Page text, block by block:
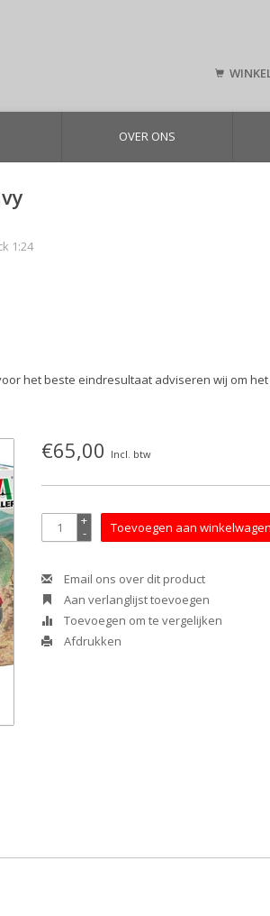
OVER ONS
1:24
het beste eindresultaat adviseren wij om
€65,00 Incl. btw
+
- Toevoegen aan winkelwagen
Email ons over dit product
Aan verlanglijst toevoegen
Toevoegen om te vergelijken
Afdrukken